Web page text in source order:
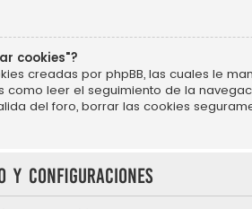
cookies"?
creadas por phpBB, las cuales le
como leer el seguimiento de la
del foro, borrar las cookies
y configuraciones